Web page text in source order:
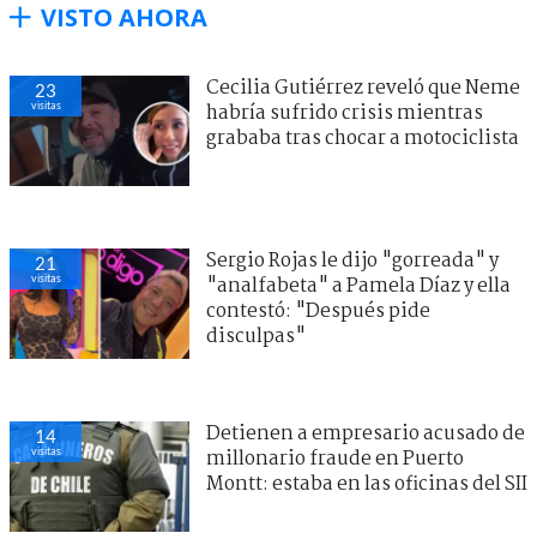
VISTO AHORA
23
visitas
Cecilia Gutiérrez reveló que Neme
habría sufrido crisis mientras
grababa tras chocar a motociclista
21
visitas
Sergio Rojas le dijo "gorreada" y
"analfabeta" a Pamela Díaz y ella
contestó: "Después pide
disculpas"
14
visitas
Detienen a empresario acusado de
millonario fraude en Puerto
Montt: estaba en las oficinas del SII